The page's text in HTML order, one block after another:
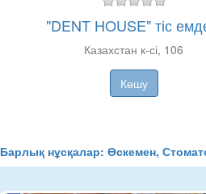
"DENT HOUSE" тіс
Казахстан к-сі, 106
Көшу
Барлық нұсқалар: Өскемен,